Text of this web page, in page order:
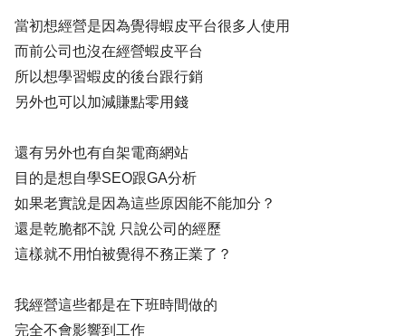
當初想經營是因為覺得蝦皮平台很多人使用
而前公司也沒在經營蝦皮平台
所以想學習蝦皮的後台跟行銷
另外也可以加減賺點零用錢
還有另外也有自架電商網站
目的是想自學SEO跟GA分析
如果老實說是因為這些原因能不能加分？
還是乾脆都不說 只說公司的經歷
這樣就不用怕被覺得不務正業了？
我經營這些都是在下班時間做的
完全不會影響到工作